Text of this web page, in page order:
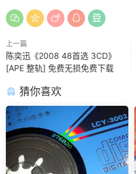
上一篇
陈奕迅《2008 48首选 3CD》
[APE 整轨] 免费无损免费下载
猜你喜欢